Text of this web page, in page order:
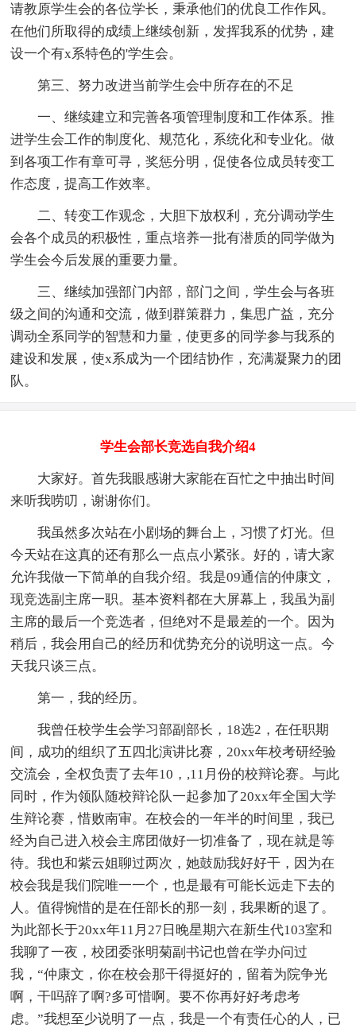
请教原学生会的各位学长，秉承他们的优良工作作风。
在他们所取得的成绩上继续创新，发挥我系的优势，建
设一个有x系特色的'学生会。
第三、努力改进当前学生会中所存在的不足
一、继续建立和完善各项管理制度和工作体系。推
进学生会工作的制度化、规范化，系统化和专业化。做
到各项工作有章可寻，奖惩分明，促使各位成员转变工
作态度，提高工作效率。
二、转变工作观念，大胆下放权利，充分调动学生
会各个成员的积极性，重点培养一批有潜质的同学做为
学生会今后发展的重要力量。
三、继续加强部门内部，部门之间，学生会与各班
级之间的沟通和交流，做到群策群力，集思广益，充分
调动全系同学的智慧和力量，使更多的同学参与我系的
建设和发展，使x系成为一个团结协作，充满凝聚力的团
队。
学生会部长竞选自我介绍4
大家好。首先我眼感谢大家能在百忙之中抽出时间
来听我唠叨，谢谢你们。
我虽然多次站在小剧场的舞台上，习惯了灯光。但
今天站在这真的还有那么一点点小紧张。好的，请大家
允许我做一下简单的自我介绍。我是09通信的仲康文，
现竞选副主席一职。基本资料都在大屏幕上，我虽为副
主席的最后一个竞选者，但绝对不是最差的一个。因为
稍后，我会用自己的经历和优势充分的说明这一点。今
天我只谈三点。
第一，我的经历。
我曾任校学生会学习部副部长，18选2，在任职期
间，成功的组织了五四北演讲比赛，20xx年校考研经验
交流会，全权负责了去年10，,11月份的校辩论赛。与此
同时，作为领队随校辩论队一起参加了20xx年全国大学
生辩论赛，惜败南审。在校会的一年半的时间里，我已
经为自己进入校会主席团做好一切准备了，现在就是等
待。我也和紫云姐聊过两次，她鼓励我好好干，因为在
校会我是我们院唯一一个，也是最有可能长远走下去的
人。值得惋惜的是在任部长的那一刻，我果断的退了。
为此部长于20xx年11月27日晚星期六在新生代103室和
我聊了一夜，校团委张明菊副书记也曾在学办问过
我，“仲康文，你在校会那干得挺好的，留着为院争光
啊，干吗辞了啊?多可惜啊。要不你再好好考虑考
虑。”我想至少说明了一点，我是一个有责任心的人，已